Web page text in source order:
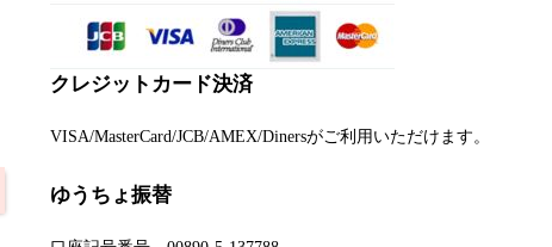
クレジットカード決済
VISA/MasterCard/JCB/AMEX/Dinersがご利用いただけます。
ゆうちょ振替